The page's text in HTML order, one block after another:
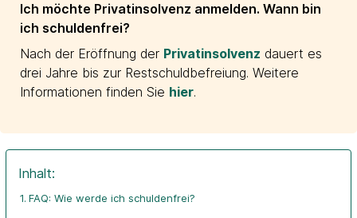
Ich möchte Privatinsolvenz anmelden. Wann bin
ich schuldenfrei?
Nach der Eröffnung der Privatinsolvenz dauert es
drei Jahre bis zur Restschuldbefreiung. Weitere
Informationen finden Sie hier.
Inhalt:
FAQ: Wie werde ich schuldenfrei?